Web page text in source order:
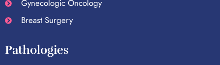
Gynecologic Oncology
Breast Surgery
Pathologies